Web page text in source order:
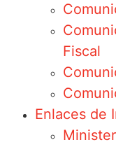
Fiscal
Enlaces de